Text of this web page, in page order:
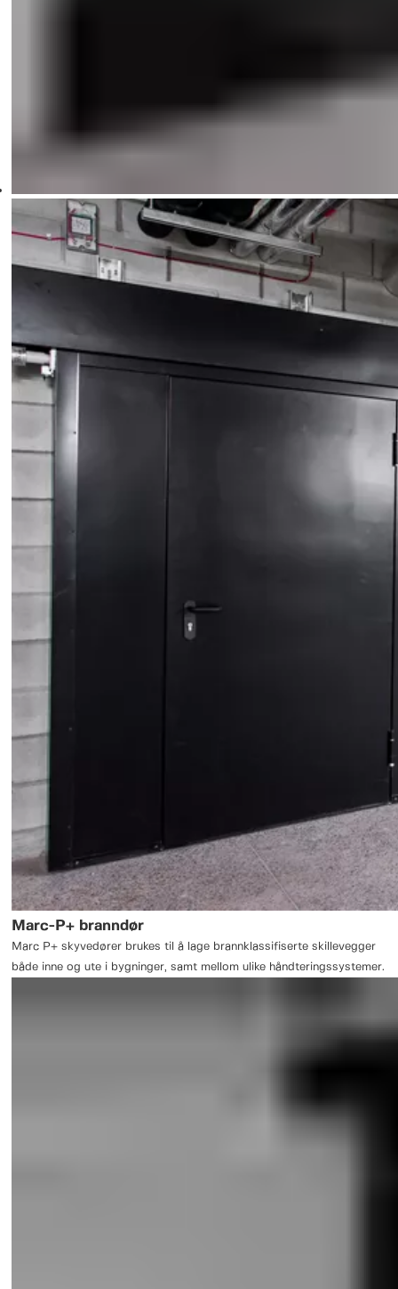
Marc-P+ branndør
Marc P+ skyvedører brukes til å lage brannklassifiserte skillevegger
både inne og ute i bygninger, samt mellom ulike håndteringssystemer.